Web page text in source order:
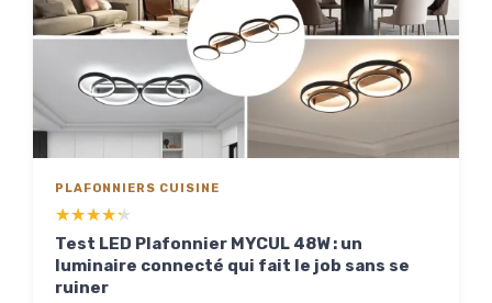
PLAFONNIERS CUISINE
★★★★★
★★★★★
Test LED Plafonnier MYCUL 48W : un
luminaire connecté qui fait le job sans se
ruiner